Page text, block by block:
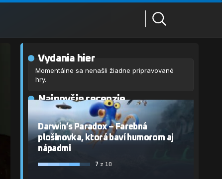
Vydania hier
Momentálne sa nenašli žiadne pripravované
hry.
Najnovšie recenzie
Darwin’s Paradox – Farebná
plošinovka, ktorá baví humorom aj
nápadmi
7 z 10